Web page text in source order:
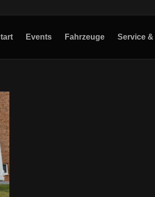
Events Fahrzeuge Service